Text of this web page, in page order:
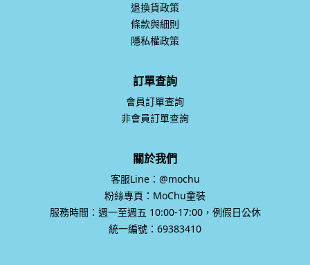
退換貨政策
條款與細則
隱私權政策
訂單查詢
會員訂單查詢
非會員訂單查詢
關於我們
客服Line：@mochu
粉絲專頁：MoChu童裝
服務時間：週一至週五 10:00-17:00，例假日公休
統一編號：69383410